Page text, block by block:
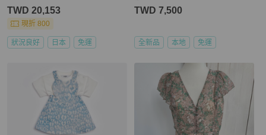
TWD 20,153
現折 800
狀況良好 日本 免運
TWD 7,500
全新品 本地 免運